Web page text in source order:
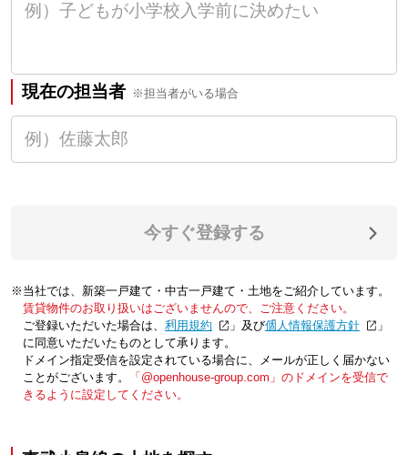
現在の担当者 ※担当者がいる場合
今すぐ登録する
※当社では、新築一戸建て・中古一戸建て・土地をご紹介しています。
賃貸物件のお取り扱いはございませんので、ご注意ください。
ご登録いただいた場合は、「利用規約 」及び「個人情報保護方針
」
に同意いただいたものとして承ります。
ドメイン指定受信を設定されている場合に、メールが正しく届かない
ことがございます。
「@openhouse-group.com」のドメインを受信で
きるように設定してください。